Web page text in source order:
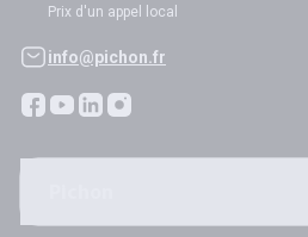
Prix d'un appel local
info@pichon.fr